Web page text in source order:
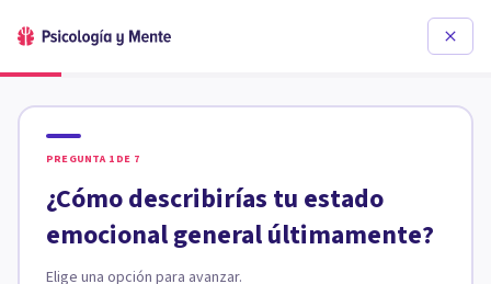
PREGUNTA 1 DE 7
¿Cómo describirías tu estado
emocional general últimamente?
Elige una opción para avanzar.